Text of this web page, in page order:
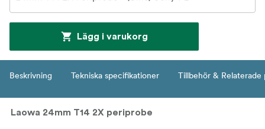
Lägg i varukorg
Beskrivning Tekniska specifikationer Tillbehör & Relaterade
Laowa 24mm T14 2X periprobe